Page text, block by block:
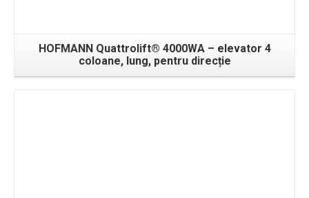
HOFMANN Quattrolift® 4000WA – elevator 4
coloane, lung, pentru direcție